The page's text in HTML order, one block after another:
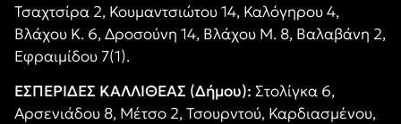
Τσαχτσίρα 2, Κουμαντσιώτου 14, Καλόγηρου 4,
Βλάχου Κ. 6, Δροσούνη 14, Βλάχου Μ. 8, Βαλαβάνη 2,
Εφραιμίδου 7(1).
ΕΣΠΕΡΙΔΕΣ ΚΑΛΛΙΘΕΑΣ (Δήμου): Στολίγκα 6,
Αρσενιάδου 8, Μέτσο 2, Τσουρντού, Καρδιασμένου,